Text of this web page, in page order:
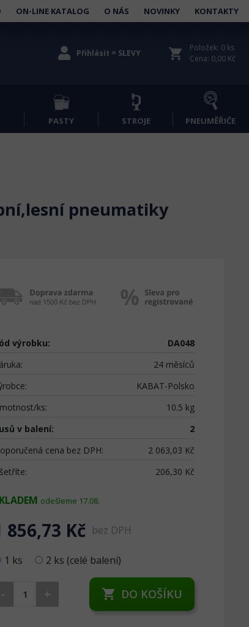
ON-LINE KATALOG O NÁS NOVINKY KONTAKTY
Přihlásit = SLEVY shopping_cart
Položek: 0 ks
Cena: 0,00 Kč
PASTY STROJE PNEUMĚŘIČE
pneumatiky
výrobku:
DA048
24 měsíců
KABAT-Polsko
ks:
10.5 kg
v balení:
2
cena bez DPH:
2 063,03 Kč
206,30 Kč
odešleme 17.08.
856,73 Kč bez DPH
1 ks 2 ks (celé balení)
- + shopping_cart DO KOŠÍKU